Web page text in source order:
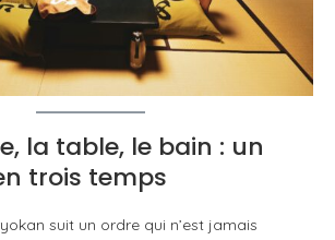
la table, le bain : un
trois temps
suit un ordre qui n’est jamais